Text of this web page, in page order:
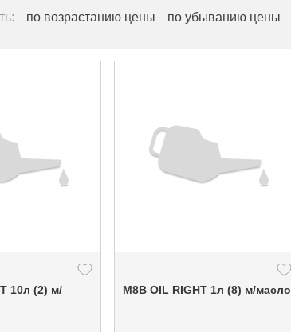
по возрастанию цены по убыванию цены
М8В OIL RIGHT 1л (8) м/масло